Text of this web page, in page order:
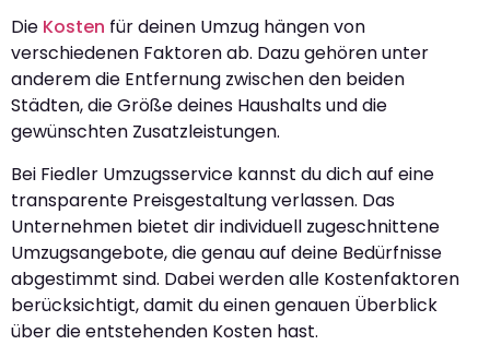
Die Kosten für deinen Umzug hängen von
verschiedenen Faktoren ab. Dazu gehören unter
anderem die Entfernung zwischen den beiden
Städten, die Größe deines Haushalts und die
gewünschten Zusatzleistungen.
Bei Fiedler Umzugsservice kannst du dich auf eine
transparente Preisgestaltung verlassen. Das
Unternehmen bietet dir individuell zugeschnittene
Umzugsangebote, die genau auf deine Bedürfnisse
abgestimmt sind. Dabei werden alle Kostenfaktoren
berücksichtigt, damit du einen genauen Überblick
über die entstehenden Kosten hast.